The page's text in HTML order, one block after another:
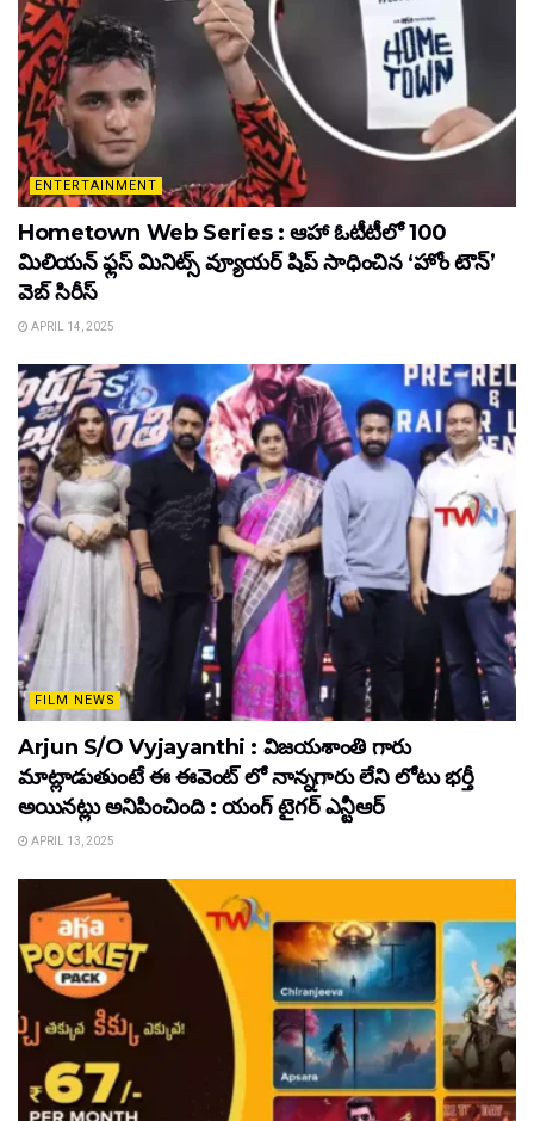
ENTERTAINMENT
Hometown Web Series : ఆహా ఓటీటీలో 100
మిలియన్ ఫ్లస్ మినిట్స్ వ్యూయర్ షిప్ సాధించిన ‘హోం టౌన్’
వెబ్ సిరీస్
APRIL 14, 2025
FILM NEWS
Arjun S/O Vyjayanthi : విజయశాంతి గారు
మాట్లాడుతుంటే ఈ ఈవెంట్ లో నాన్నగారు లేని లోటు భర్తీ
అయినట్లు అనిపించింది : యంగ్ టైగర్ ఎన్టీఆర్
APRIL 13, 2025